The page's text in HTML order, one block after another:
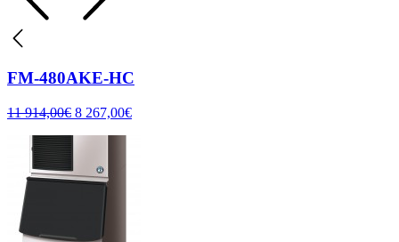
FM-480AKE-HC
11 914,00€ 8 267,00€